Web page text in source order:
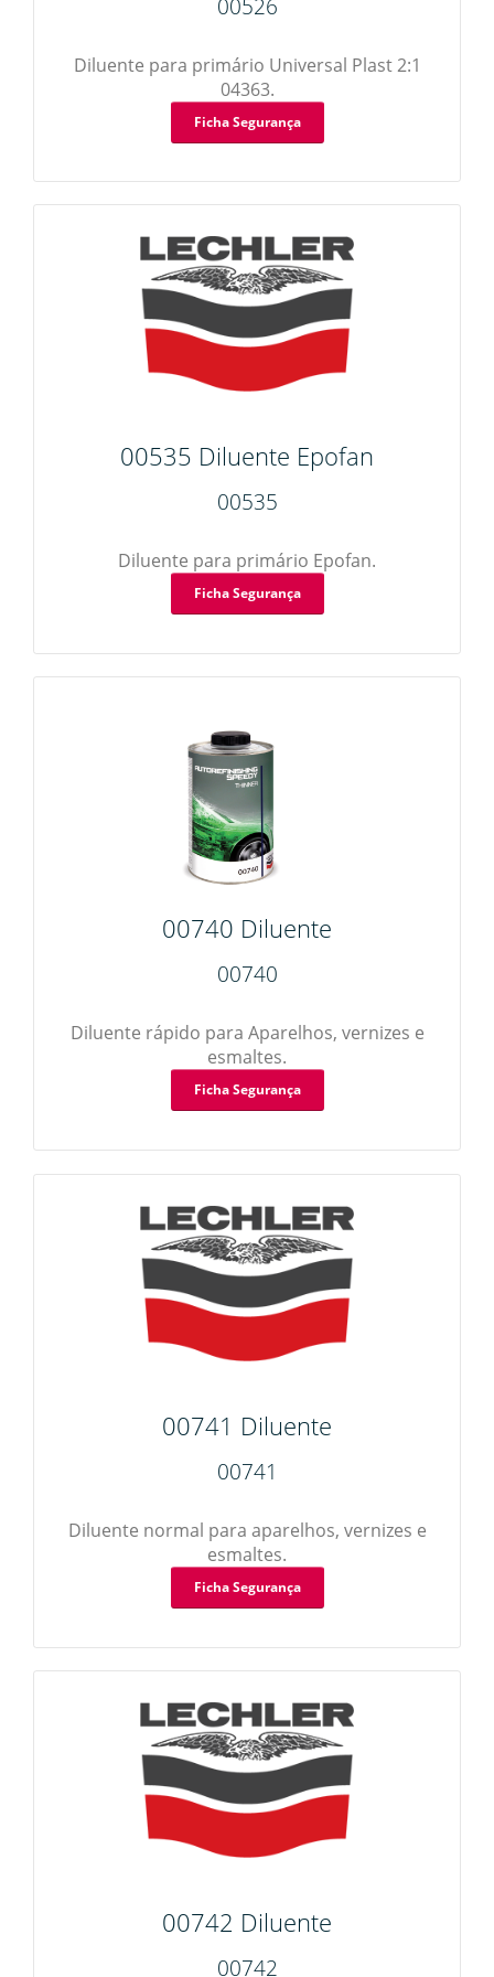
Endurecedores
Esmaltes
Esmaltes 2K
Polimentos
Primários
Esmaltes
Esmaltes Effect
Esmaltes Hydro
Primários
Primários Effect
Diluente para primário Universal Plast 2:1
04363.
Ficha Segurança
00535 Diluente Epofan
00535
Diluente para primário Epofan.
Ficha Segurança
00740 Diluente
00740
Diluente rápido para Aparelhos, vernizes e
esmaltes.
Ficha Segurança
00741 Diluente
00741
Diluente normal para aparelhos, vernizes e
esmaltes.
Ficha Segurança
00742 Diluente
00742